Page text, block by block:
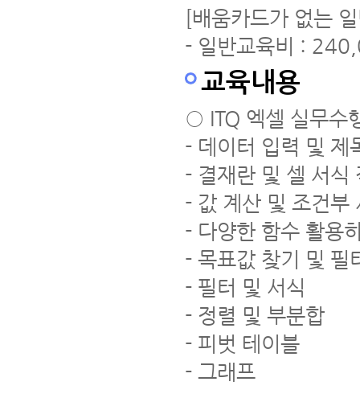
[배움카드가 없는
- 일반교육비 :
교육내용
○ ITQ 엑셀 실무수
- 데이터 입력 및 제
- 결재란 및 셀 서식
- 값 계산 및 조건부
- 다양한 함수 활용
- 목표값 찾기 및 필
- 필터 및 서식
- 정렬 및 부분합
- 피벗 테이블
- 그래프